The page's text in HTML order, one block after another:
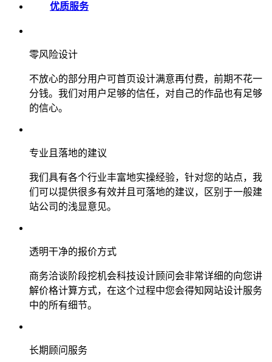
优质服务
零风险设计
不放心的部分用户可首页设计满意再付费，前期不花一
分钱。我们对用户足够的信任，对自己的作品也有足够
的信心。
专业且落地的建议
我们具有各个行业丰富地实操经验，针对您的站点，我
们可以提供很多有效并且可落地的建议，区别于一般建
站公司的浅显意见。
透明干净的报价方式
商务洽谈阶段挖机会科技设计顾问会非常详细的向您讲
解价格计算方式，在这个过程中您会得知网站设计服务
中的所有细节。
长期顾问服务